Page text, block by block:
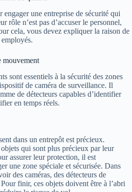
une entreprise de sécurité qui
rôle n’est pas d’accuser le personnel,
cela, vous devez expliquer la raison de
mouvement
sont essentiels à la sécurité des zones
de caméra de surveillance. Il
de détecteurs capables d’identifier
en temps réels.
dans un entrepôt est précieux.
qui sont plus précieux par leur
assurer leur protection, il est
une zone spéciale et sécurisée. Dans
des caméras, des détecteurs de
finir, ces objets doivent être à l’abri